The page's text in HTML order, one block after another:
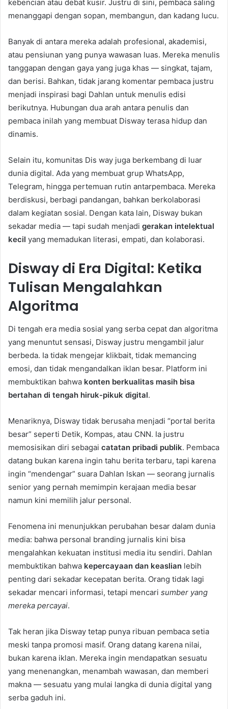
kebencian atau debat kusir. Justru di sini, pembaca saling
menanggapi dengan sopan, membangun, dan kadang lucu.
Banyak di antara mereka adalah profesional, akademisi,
atau pensiunan yang punya wawasan luas. Mereka menulis
tanggapan dengan gaya yang juga khas — singkat, tajam,
dan berisi. Bahkan, tidak jarang komentar pembaca justru
menjadi inspirasi bagi Dahlan untuk menulis edisi
berikutnya. Hubungan dua arah antara penulis dan
pembaca inilah yang membuat Disway terasa hidup dan
dinamis.
Selain itu, komunitas Dis way juga berkembang di luar
dunia digital. Ada yang membuat grup WhatsApp,
Telegram, hingga pertemuan rutin antarpembaca. Mereka
berdiskusi, berbagi pandangan, bahkan berkolaborasi
dalam kegiatan sosial. Dengan kata lain, Disway bukan
sekadar media — tapi sudah menjadi gerakan intelektual
kecil yang memadukan literasi, empati, dan kolaborasi.
Disway di Era Digital: Ketika
Tulisan Mengalahkan
Algoritma
Di tengah era media sosial yang serba cepat dan algoritma
yang menuntut sensasi, Disway justru mengambil jalur
berbeda. Ia tidak mengejar klikbait, tidak memancing
emosi, dan tidak mengandalkan iklan besar. Platform ini
membuktikan bahwa konten berkualitas masih bisa
bertahan di tengah hiruk-pikuk digital.
Menariknya, Disway tidak berusaha menjadi “portal berita
besar” seperti Detik, Kompas, atau CNN. Ia justru
memosisikan diri sebagai catatan pribadi publik. Pembaca
datang bukan karena ingin tahu berita terbaru, tapi karena
ingin “mendengar” suara Dahlan Iskan — seorang jurnalis
senior yang pernah memimpin kerajaan media besar
namun kini memilih jalur personal.
Fenomena ini menunjukkan perubahan besar dalam dunia
media: bahwa personal branding jurnalis kini bisa
mengalahkan kekuatan institusi media itu sendiri. Dahlan
membuktikan bahwa kepercayaan dan keaslian lebih
penting dari sekadar kecepatan berita. Orang tidak lagi
sekadar mencari informasi, tetapi mencari sumber yang
mereka percayai.
Tak heran jika Disway tetap punya ribuan pembaca setia
meski tanpa promosi masif. Orang datang karena nilai,
bukan karena iklan. Mereka ingin mendapatkan sesuatu
yang menenangkan, menambah wawasan, dan memberi
makna — sesuatu yang mulai langka di dunia digital yang
serba gaduh ini.